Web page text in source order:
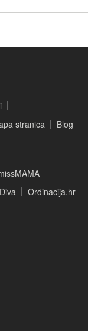
stranica Blog
Diva Ordinacija.hr